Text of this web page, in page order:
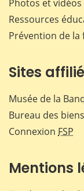
Photos et vidéos
Ressources
Prévention de la
Sites
Musée de la
Bureau des
Connexion FSP
Mentions